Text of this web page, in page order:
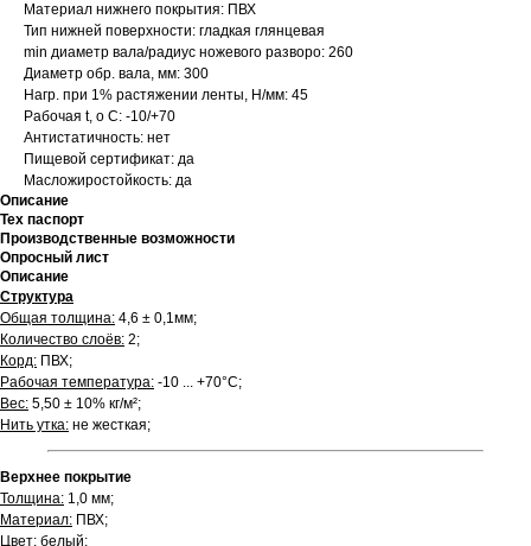
Материал нижнего покрытия: ПВХ
Тип нижней поверхности: гладкая глянцевая
min диаметр вала/радиус ножевого разворо: 260
Диаметр обр. вала, мм: 300
Нагр. при 1% растяжении ленты, Н/мм: 45
Рабочая t, о С: -10/+70
Антистатичность: нет
Пищевой сертификат: да
Масложиростойкость: да
Описание
Тех паспорт
Производственные возможности
Опросный лист
Описание
Структура
Общая толщина: 4,6 ± 0,1мм;
Количество слоёв: 2;
Корд: ПВХ;
Рабочая температура: -10 ... +70°С;
Вес: 5,50 ± 10% кг/м²;
Нить утка: не жесткая;
Верхнее покрытие
Толщина: 1,0 мм;
Материал: ПВХ;
Цвет: белый;